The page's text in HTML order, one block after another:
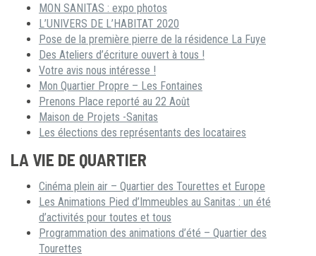
MON SANITAS : expo photos
L’UNIVERS DE L’HABITAT 2020
Pose de la première pierre de la résidence La Fuye
Des Ateliers d’écriture ouvert à tous !
Votre avis nous intéresse !
Mon Quartier Propre – Les Fontaines
Prenons Place reporté au 22 Août
Maison de Projets -Sanitas
Les élections des représentants des locataires
LA VIE DE QUARTIER
Cinéma plein air – Quartier des Tourettes et Europe
Les Animations Pied d’Immeubles au Sanitas : un été
d’activités pour toutes et tous
Programmation des animations d’été – Quartier des
Tourettes